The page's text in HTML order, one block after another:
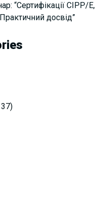
“Сертифікації СІРР/Е,
досвід”